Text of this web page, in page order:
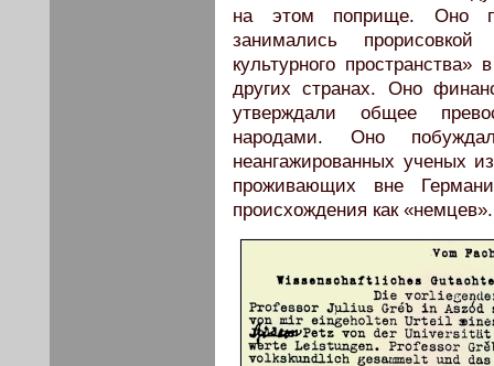
на этом поприще. Оно
занимались
культурного
других странах. Оно
утверждали общее
народами. Оно
неангажированных ученых
проживающих вне
происхождения как «немцев».